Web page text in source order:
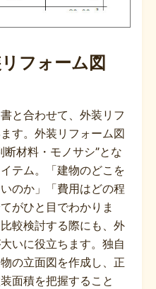
フォーム図
と合わせて、外装リフ
す。外装リフォーム図
材料・モノサシ”とな
テム。「建物のどこを
のか」「費用はどの程
がひと目でわかりま
較検討する際にも、外
いに役立ちます。独自
の立面図を作成し、正
面積を把握すること